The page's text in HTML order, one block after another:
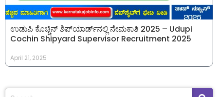
ಉಡುಪಿ ಕೊಚ್ಚಿನ್ ಶಿಪ್‌ಯಾರ್ಡ್‌ನಲ್ಲಿ ನೇಮಕಾತಿ 2025 – Udupi
Cochin Shipyard Supervisor Recruitment 2025
April 21, 2025